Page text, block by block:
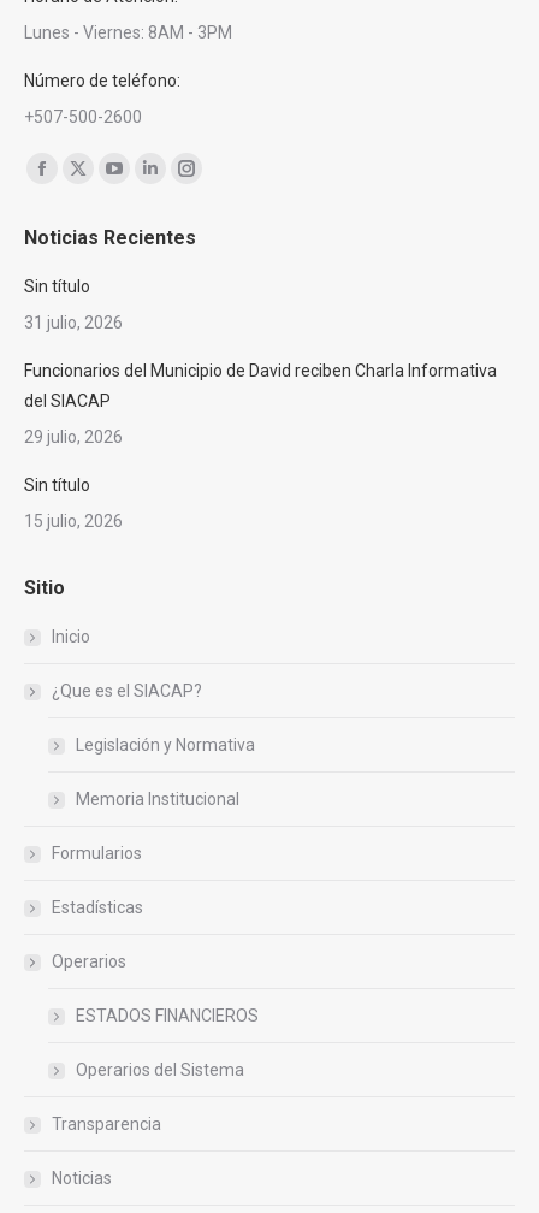
Lunes - Viernes: 8AM - 3PM
Número de teléfono:
+507-500-2600
Encuéntranos en:
opens
in
opens
in
YouTube
opens
Linkedin
opens
Instagram
opens
Noticias Recientes
Sin título
31 julio, 2026
Funcionarios del Municipio de David reciben Charla Informativa
del SIACAP
29 julio, 2026
Sin título
15 julio, 2026
Sitio
Inicio
¿Que es el SIACAP?
Legislación y Normativa
Memoria Institucional
Formularios
Estadísticas
Operarios
ESTADOS FINANCIEROS
Operarios del Sistema
Transparencia
Noticias